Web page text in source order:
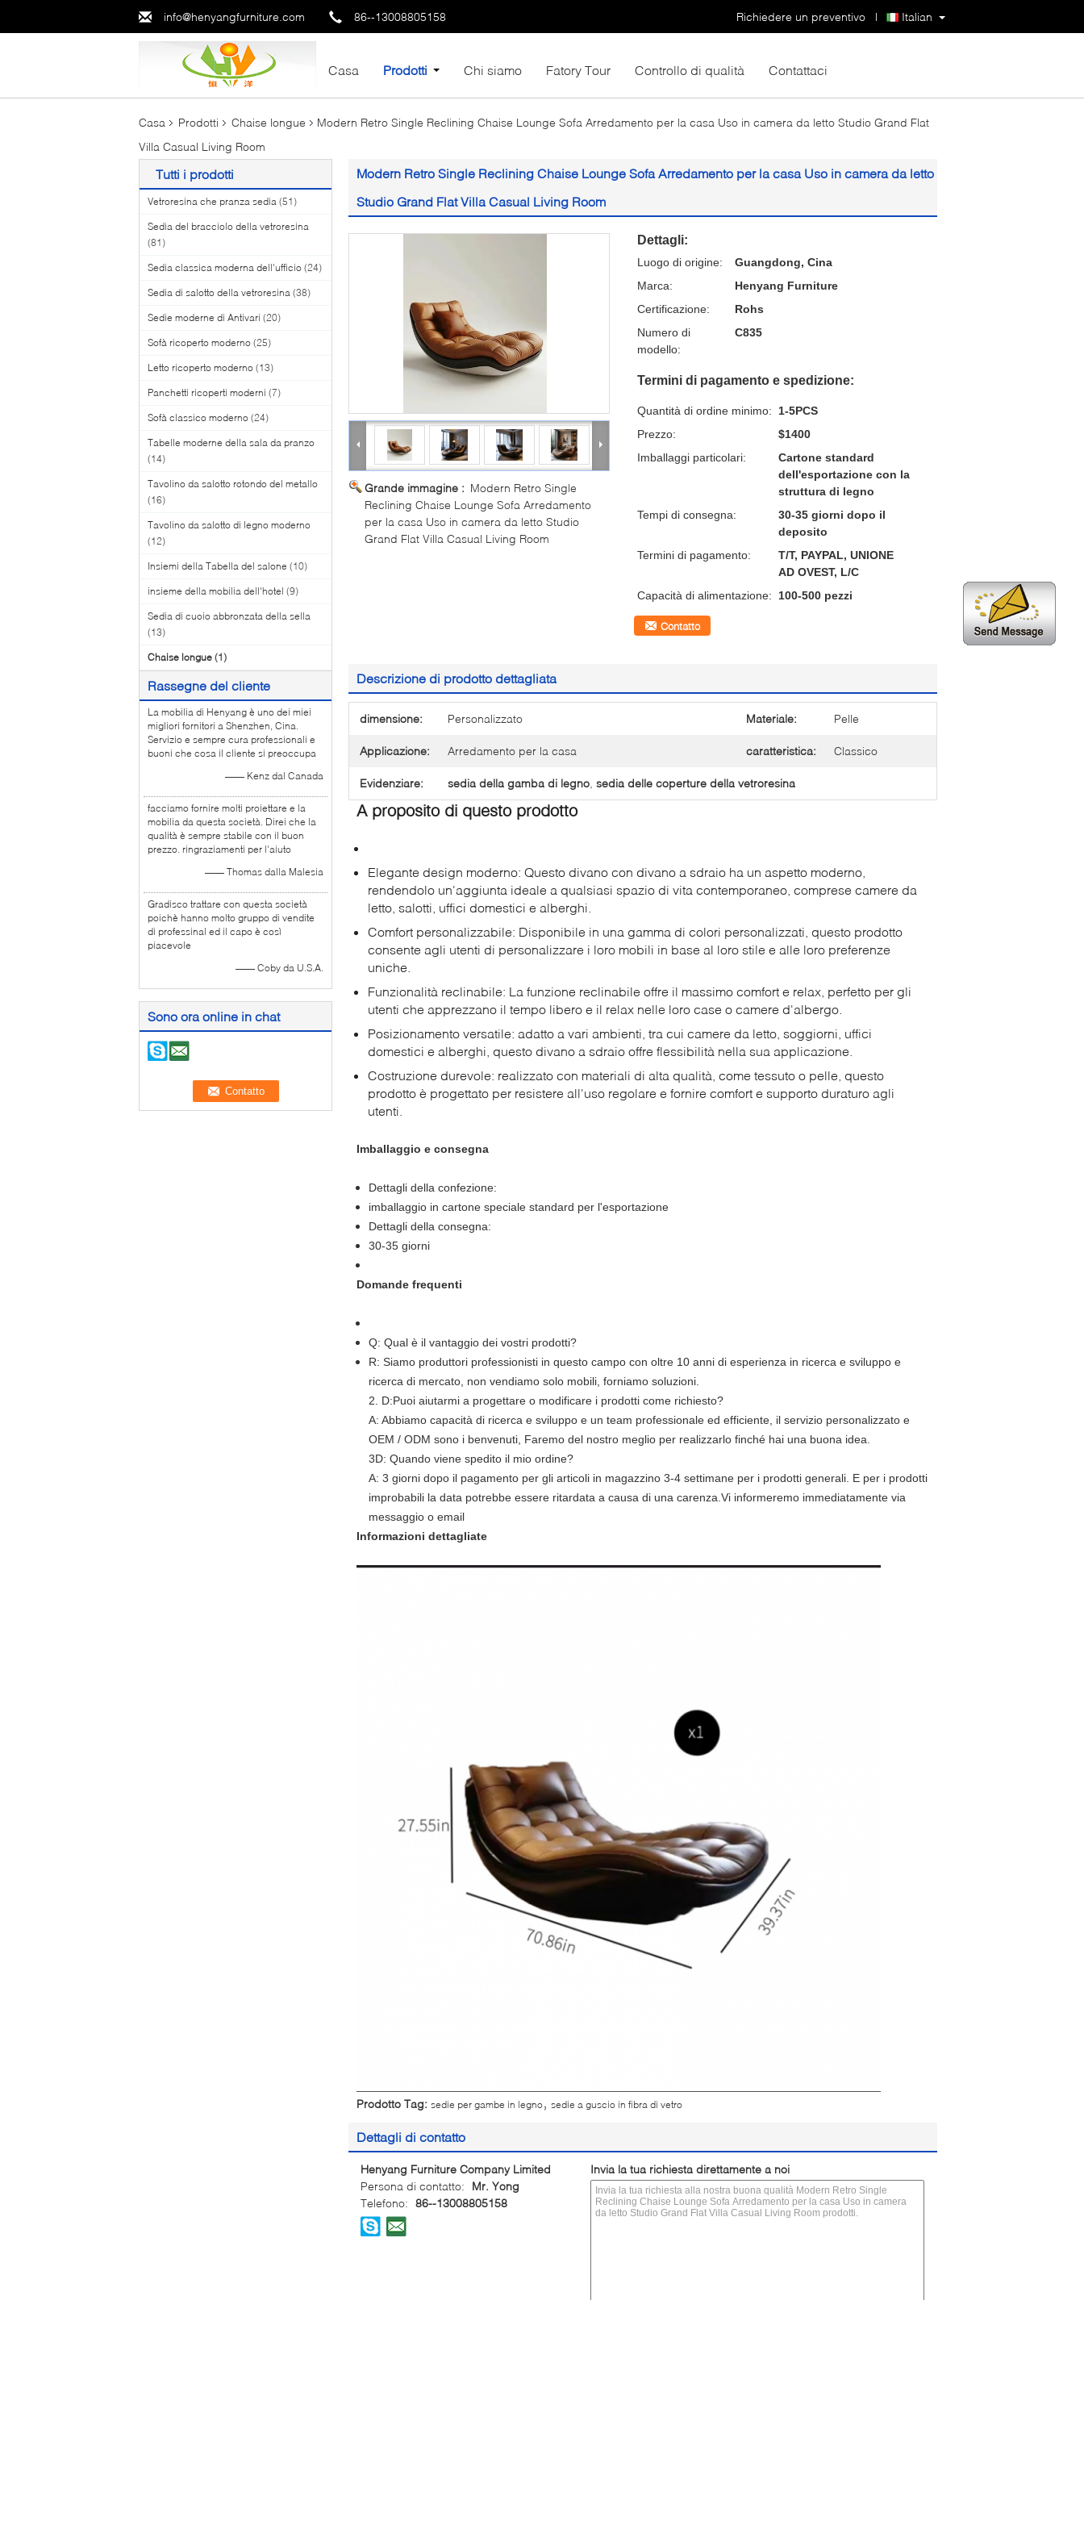
info@henyangfurniture.com 86--13008805158 Italian
Richiedere un preventivo |
Casa Prodotti Chi siamo Fatory Tour Controllo di qualità Contattaci
Casa Prodotti Chaise longue
Modern Retro Single Reclining Chaise Lounge Sofa Arredamento per la casa Uso in camera da letto Studio Grand Flat
Villa Casual Living Room
Tutti i prodotti
Vetroresina che pranza sedia (51)
Sedia del bracciolo della vetroresina
(81)
Sedia classica moderna dell'ufficio (24)
Sedia di salotto della vetroresina (38)
Sedie moderne di Antivari (20)
Sofà ricoperto moderno (25)
Letto ricoperto moderno (13)
Panchetti ricoperti moderni (7)
Sofà classico moderno (24)
Tabelle moderne della sala da pranzo
(14)
Tavolino da salotto rotondo del metallo
(16)
Tavolino da salotto di legno moderno
(12)
Insiemi della Tabella del salone (10)
insieme della mobilia dell'hotel (9)
Sedia di cuoio abbronzata della sella
(13)
Chaise longue (1)
Rassegne del cliente
La mobilia di Henyang è uno dei miei
migliori fornitori a Shenzhen, Cina.
Servizio e sempre cura professionali e
buoni che cosa il cliente si preoccupa
—— Kenz dal Canada
facciamo fornire molti proiettare e la
mobilia da questa società. Direi che la
qualità è sempre stabile con il buon
prezzo. ringraziamenti per l'aiuto
—— Thomas dalla Malesia
Gradisco trattare con questa società
poichè hanno molto gruppo di vendite
di professinal ed il capo è così
piacevole
—— Coby da U.S.A.
Sono ora online in chat
Modern Retro Single Reclining Chaise Lounge Sofa Arredamento per la casa Uso in camera da letto
Studio Grand Flat Villa Casual Living Room
Grande immagine : Modern Retro Single
Reclining Chaise Lounge Sofa Arredamento
per la casa Uso in camera da letto Studio
Grand Flat Villa Casual Living Room
Dettagli:
Luogo di origine:
Guangdong, Cina
Marca:
Henyang Furniture
Certificazione:
Rohs
Numero di
modello:
C835
Termini di pagamento e spedizione:
Quantità di ordine minimo:
1-5PCS
Prezzo:
$1400
Imballaggi particolari:
Cartone standard
dell'esportazione con la
struttura di legno
Tempi di consegna:
30-35 giorni dopo il
deposito
Termini di pagamento:
T/T, PAYPAL, UNIONE
AD OVEST, L/C
Capacità di alimentazione:
100-500 pezzi
Contatto
Descrizione di prodotto dettagliata
dimensione: Personalizzato Materiale: Pelle
Applicazione: Arredamento per la casa caratteristica: Classico
Evidenziare: sedia della gamba di legno sedia delle coperture della vetroresina
A proposito di questo prodotto
Elegante design moderno: Questo divano con divano a sdraio ha un aspetto moderno,
rendendolo un'aggiunta ideale a qualsiasi spazio di vita contemporaneo, comprese camere da
letto, salotti, uffici domestici e alberghi.
Comfort personalizzabile: Disponibile in una gamma di colori personalizzati, questo prodotto
consente agli utenti di personalizzare i loro mobili in base al loro stile e alle loro preferenze
uniche.
Funzionalità reclinabile: La funzione reclinabile offre il massimo comfort e relax, perfetto per gli
utenti che apprezzano il tempo libero e il relax nelle loro case o camere d'albergo.
Posizionamento versatile: adatto a vari ambienti, tra cui camere da letto, soggiorni, uffici
domestici e alberghi, questo divano a sdraio offre flessibilità nella sua applicazione.
Costruzione durevole: realizzato con materiali di alta qualità, come tessuto o pelle, questo
prodotto è progettato per resistere all'uso regolare e fornire comfort e supporto duraturo agli
utenti.
Imballaggio e consegna
Dettagli della confezione:
imballaggio in cartone speciale standard per l'esportazione
Dettagli della consegna:
30-35 giorni
Domande frequenti
Q: Qual è il vantaggio dei vostri prodotti?
R: Siamo produttori professionisti in questo campo con oltre 10 anni di esperienza in ricerca e sviluppo e
ricerca di mercato, non vendiamo solo mobili, forniamo soluzioni.
2. D:Puoi aiutarmi a progettare o modificare i prodotti come richiesto?
A: Abbiamo capacità di ricerca e sviluppo e un team professionale ed efficiente, il servizio personalizzato e
OEM / ODM sono i benvenuti, Faremo del nostro meglio per realizzarlo finché hai una buona idea.
3D: Quando viene spedito il mio ordine?
A: 3 giorni dopo il pagamento per gli articoli in magazzino 3-4 settimane per i prodotti generali. E per i prodotti
improbabili la data potrebbe essere ritardata a causa di una carenza.Vi informeremo immediatamente via
messaggio o email
Informazioni dettagliate
Prodotto Tag: sedie per gambe in legno, sedie a guscio in fibra di vetro
Dettagli di contatto
Henyang Furniture Company Limited
Persona di contatto:
Mr. Yong
Telefono: 86--13008805158
Invia la tua richiesta direttamente a noi